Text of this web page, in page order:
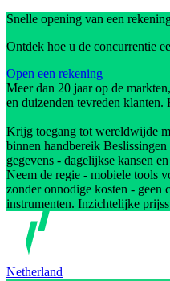
Snelle opening van een
Ontdek hoe u de concurrentie
Open een rekening
Meer dan 20 jaar op de
en duizenden tevreden klanten.
Krijg toegang tot wereldwijde
binnen handbereik
gegevens - dagelijkse kansen
Neem de regie - mobiele tools
zonder onnodige kosten - geen
instrumenten. Inzichtelijke
Netherland